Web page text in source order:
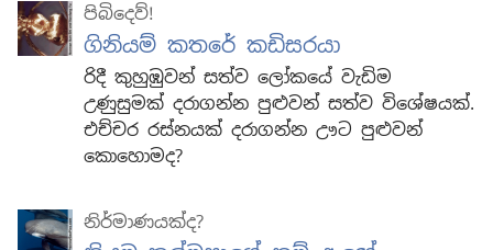
පිබිදෙව්!
ගිනියම් කතරේ කඩිසරයා
රිදී කුහුඹුවන් සත්ව ලෝකයේ වැඩිම
උණුසුමක් දරාගන්න පුළුවන් සත්ව විශේෂයක්.
එච්චර රස්නයක් දරාගන්න ඌට පුළුවන්
කොහොමද?
නිර්මාණයක්ද?